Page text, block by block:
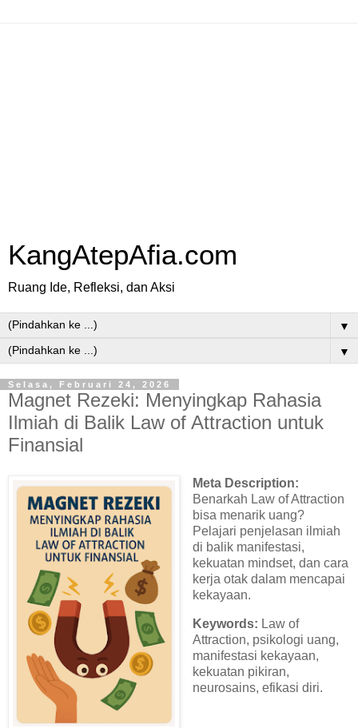
KangAtepAfia.com
Ruang Ide, Refleksi, dan Aksi
▼
▼
Selasa, Februari 24, 2026
Magnet Rezeki: Menyingkap Rahasia
Ilmiah di Balik Law of Attraction untuk
Finansial
Meta Description:
Benarkah Law of Attraction
bisa menarik uang?
Pelajari penjelasan ilmiah
di balik manifestasi,
kekuatan mindset, dan cara
kerja otak dalam mencapai
kekayaan.
Keywords: Law of
Attraction, psikologi uang,
manifestasi kekayaan,
kekuatan pikiran,
neurosains, efikasi diri.